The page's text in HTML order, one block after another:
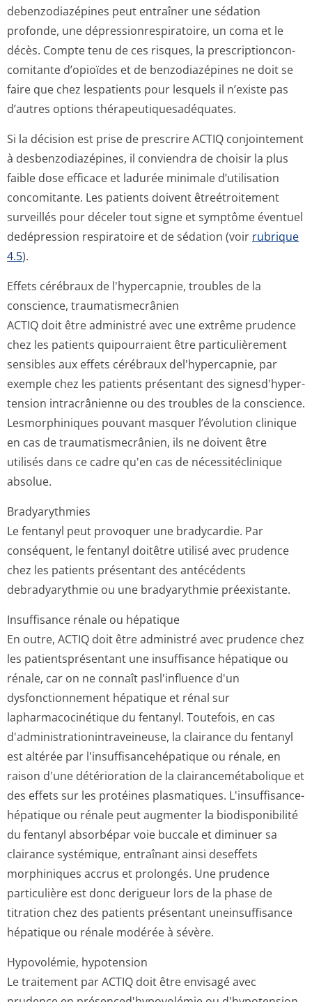
debenzodiazépines peut entraîner une sédation
profonde, une dépressionres­piratoire, un coma et le
décès. Compte tenu de ces risques, la prescriptioncon­
comitante d’opioïdes et de benzodiazépines ne doit se
faire que chez lespatients pour lesquels il n’existe pas
d’autres options thérapeutique­sadéquates.
Si la décision est prise de prescrire ACTIQ conjointement
à desbenzodiazépines, il conviendra de choisir la plus
faible dose efficace et ladurée minimale d’utilisation
concomitante. Les patients doivent êtreétroitement
surveillés pour déceler tout signe et symptôme éventuel
dedépression respiratoire et de sédation (voir rubrique
4.5).
Effets cérébraux de l'hypercapnie, troubles de la
conscience, traumatismecrânien
ACTIQ doit être administré avec une extrême prudence
chez les patients quipourraient être particulièrement
sensibles aux effets cérébraux del'hypercapnie, par
exemple chez les patients présentant des signesd'hyper­
tension intracrânienne ou des troubles de la conscience.
Lesmorphiniques pouvant masquer l’évolution clinique
en cas de traumatismecrânien, ils ne doivent être
utilisés dans ce cadre qu'en cas de nécessitéclinique
absolue.
Bradyarythmies
Le fentanyl peut provoquer une bradycardie. Par
conséquent, le fentanyl doitêtre utilisé avec prudence
chez les patients présentant des antécédents
debradyarythmie ou une bradyarythmie préexistante.
Insuffisance rénale ou hépatique
En outre, ACTIQ doit être administré avec prudence chez
les patientsprésentant une insuffisance hépatique ou
rénale, car on ne connaît pasl'influence d'un
dysfonctionnement hépatique et rénal sur
lapharmacocinétique du fentanyl. Toutefois, en cas
d'administrati­onintraveineu­se, la clairance du fentanyl
est altérée par l'insuffisance­hépatique ou rénale, en
raison d'une détérioration de la clairanceméta­bolique et
des effets sur les protéines plasmatiques. L'insuffisance­
hépatique ou rénale peut augmenter la biodisponibilité
du fentanyl absorbépar voie buccale et diminuer sa
clairance systémique, entraînant ainsi deseffets
morphiniques accrus et prolongés. Une prudence
particulière est donc derigueur lors de la phase de
titration chez des patients présentant uneinsuffisance
hépatique ou rénale modérée à sévère.
Hypovolémie, hypotension
Le traitement par ACTIQ doit être envisagé avec